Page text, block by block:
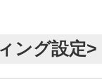
ング設定>